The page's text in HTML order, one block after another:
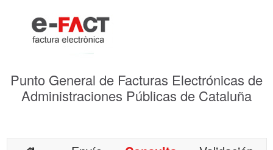
Punto General de Facturas Electrónicas de
Administraciones Públicas de Cataluña